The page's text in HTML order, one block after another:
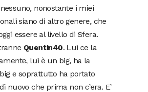
nonostante i miei
siano di altro genere, che
essere al livello di Sfera.
Quentin40. Lui ce la
lui è un big, ha la
e soprattutto ha portato
nuovo che prima non c’era. E’